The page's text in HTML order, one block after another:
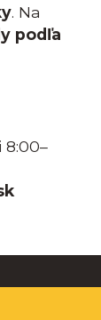
. Na
podľa
8:00–